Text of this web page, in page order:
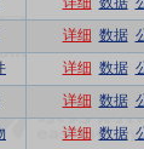
详细 数据
详细 数据
详细 数据
详细 数据